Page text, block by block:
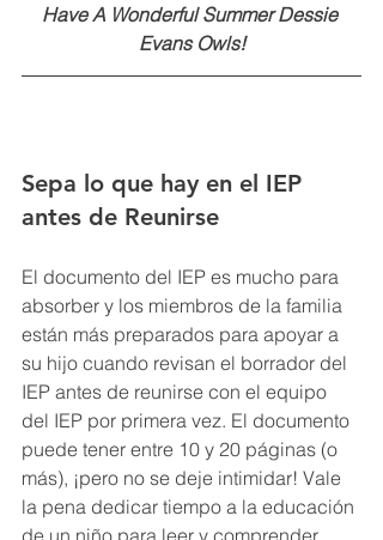
Have A Wonderful Summer Dessie
Evans Owls!
Sepa lo que hay en el IEP
antes de Reunirse
El documento del IEP es mucho para
absorber y los miembros de la familia
están más preparados para apoyar a
su hijo cuando revisan el borrador del
IEP antes de reunirse con el equipo
del IEP por primera vez. El documento
puede tener entre 10 y 20 páginas (o
más), ¡pero no se deje intimidar! Vale
la pena dedicar tiempo a la educación
de un niño para leer y comprender.